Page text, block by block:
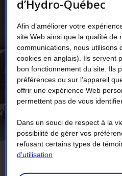
d’Hydro-Québec
Afin d’améliorer votre
site Web ainsi que la qualité de
communications, nous utilisons
cookies en anglais). Ils servent
bon fonctionnement du site. Ils
préférences ou sur l’appareil
offrir une expérience Web
permettent pas de vous
Dans un souci de respect à la
possibilité de gérer vos
refusant certains types de
d’utilisation